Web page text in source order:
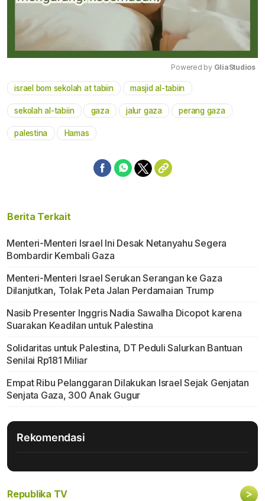
Powered by GliaStudios
israel bom sekolah at tabiin masjid al-tabiin
sekolah al-tabiin gaza jalur gaza perang gaza
palestina Hamas
Berita Terkait
Menteri-Menteri Israel Ini Desak Netanyahu Segera
Bombardir Kembali Gaza
Menteri-Menteri Israel Serukan Serangan ke Gaza
Dilanjutkan, Tolak Peta Jalan Perdamaian Trump
Nasib Presenter Inggris Nadia Sawalha Dicopot karena
Suarakan Keadilan untuk Palestina
Solidaritas untuk Palestina, DT Peduli Salurkan Bantuan
Senilai Rp181 Miliar
Empat Ribu Pelanggaran Dilakukan Israel Sejak Genjatan
Senjata Gaza, 300 Anak Gugur
Rekomendasi
Republika TV >